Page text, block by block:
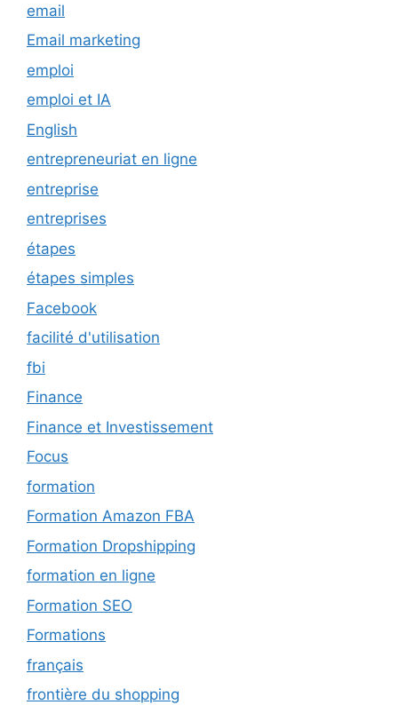
email
Email marketing
emploi
emploi et IA
English
entrepreneuriat en ligne
entreprise
entreprises
étapes
étapes simples
Facebook
facilité d'utilisation
fbi
Finance
Finance et Investissement
Focus
formation
Formation Amazon FBA
Formation Dropshipping
formation en ligne
Formation SEO
Formations
français
frontière du shopping